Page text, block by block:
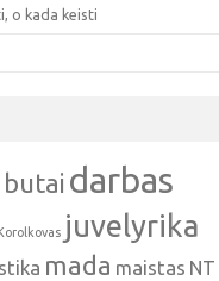
o kada keisti
butai darbas
juvelyrika
mada maistas NT